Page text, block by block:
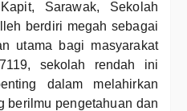
Sarawak, Sekolah
berdiri megah sebagai
utama bagi masyarakat
sekolah rendah ini
dalam melahirkan
berilmu pengetahuan dan